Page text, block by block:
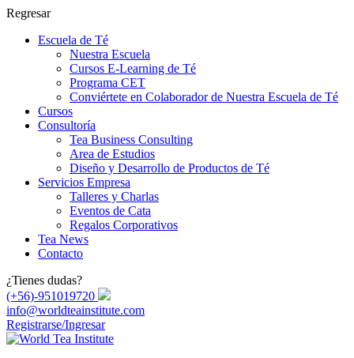
Regresar
Escuela de Té
Nuestra Escuela
Cursos E-Learning de Té
Programa CET
Conviértete en Colaborador de Nuestra Escuela de Té
Cursos
Consultoría
Tea Business Consulting
Area de Estudios
Diseño y Desarrollo de Productos de Té
Servicios Empresa
Talleres y Charlas
Eventos de Cata
Regalos Corporativos
Tea News
Contacto
¿Tienes dudas?
(+56)-951019720
info@worldteainstitute.com
Registrarse/Ingresar